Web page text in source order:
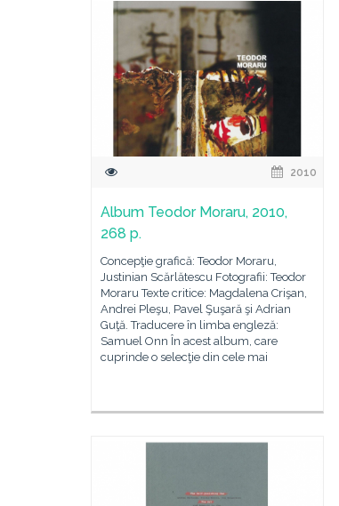
2010
Album Teodor Moraru, 2010,
268 p.
Concepţie grafică: Teodor Moraru,
Justinian Scărlătescu Fotografii: Teodor
Moraru Texte critice: Magdalena Crişan,
Andrei Pleşu, Pavel Şuşară şi Adrian
Guţă. Traducere în limba engleză:
Samuel Onn În acest album, care
cuprinde o selecţie din cele mai